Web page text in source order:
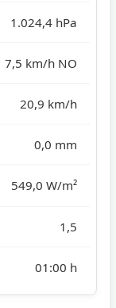
1.024,4 hPa
7,5 km/h NO
20,9 km/h
0,0 mm
549,0 W/m²
1,5
01:00 h